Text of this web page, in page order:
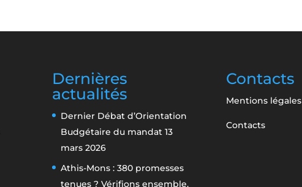
Dernières
actualités
Dernier Débat d’Orientation
Budgétaire du mandat 13
mars 2026
Athis-Mons : 380 promesses
tenues ? Vérifions ensemble.
Contacts
Mentions légales
Contacts